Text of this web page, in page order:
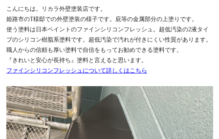
こんにちは。リカラ外壁塗装店です。
姫路市のT様邸での外壁塗装の様子です。庇等の金属部分の上塗りです。
使う塗料は日本ペイントのファインシリコンフレッシュ。超低汚染の2液タイ
プのシリコン樹脂系塗料です。超低汚染で汚れが付きにくい性質があります。
職人からの信頼も厚い塗料で自信をもってお勧めできる塗料です。
『きれいと安心が長持ち』塗料と言えると思います。
ファインシリコンフレッシュについて詳しくはこちら